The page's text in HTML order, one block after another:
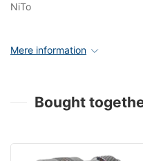
NiTo
Mere information
Bought